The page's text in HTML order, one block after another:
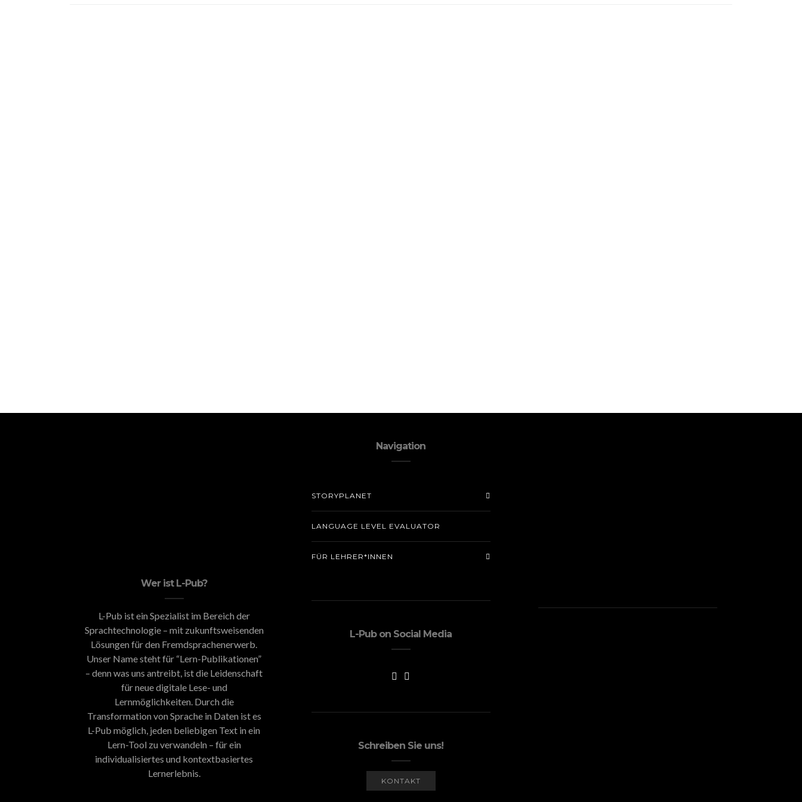
Wer ist L-Pub?
L-Pub ist ein Spezialist im Bereich der
Sprachtechnologie – mit zukunftsweisenden
Lösungen für den Fremdsprachenerwerb.
Unser Name steht für “Lern-Publikationen”
– denn was uns antreibt, ist die Leidenschaft
für neue digitale Lese- und
Lernmöglichkeiten. Durch die
Transformation von Sprache in Daten ist es
L-Pub möglich, jeden beliebigen Text in ein
Lern-Tool zu verwandeln – für ein
individualisiertes und kontextbasiertes
Lernerlebnis.
Navigation
STORYPLANET
LANGUAGE LEVEL EVALUATOR
FÜR LEHRER*INNEN
L-Pub on Social Media
Schreiben Sie uns!
KONTAKT